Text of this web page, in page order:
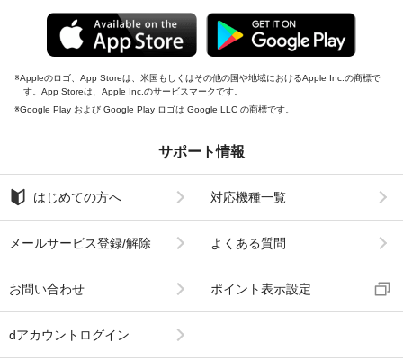
Appleのロゴ、App Storeは、米国もしくはその他の国や地域におけるApple Inc.の商標で
す。App Storeは、Apple Inc.のサービスマークです。
Google Play および Google Play ロゴは Google LLC の商標です。
サポート情報
はじめての方へ 対応機種一覧
メールサービス登録/解除 よくある質問
お問い合わせ ポイント表示設定
dアカウントログイン